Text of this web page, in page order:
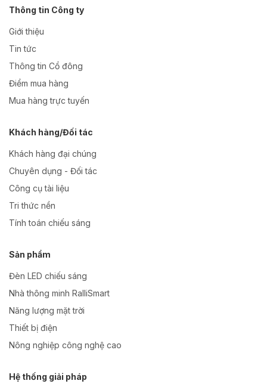
Thông tin Công ty
Giới thiệu
Tin tức
Thông tin Cổ đông
Điểm mua hàng
Mua hàng trực tuyến
Khách hàng/Đối tác
Khách hàng đại chúng
Chuyên dụng - Đối tác
Công cụ tài liệu
Tri thức nền
Tính toán chiếu sáng
Sản phẩm
Đèn LED chiếu sáng
Nhà thông minh RalliSmart
Năng lượng mặt trời
Thiết bị điện
Nông nghiệp công nghệ cao
Hệ thống giải pháp